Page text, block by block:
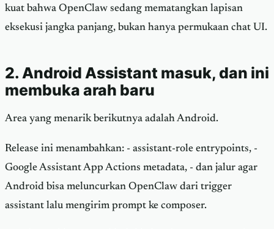
kuat bahwa OpenClaw sedang mematangkan lapisan
eksekusi jangka panjang, bukan hanya permukaan chat UI.
2. Android Assistant masuk, dan ini
membuka arah baru
Area yang menarik berikutnya adalah Android.
Release ini menambahkan: - assistant-role entrypoints, -
Google Assistant App Actions metadata, - dan jalur agar
Android bisa meluncurkan OpenClaw dari trigger
assistant lalu mengirim prompt ke composer.